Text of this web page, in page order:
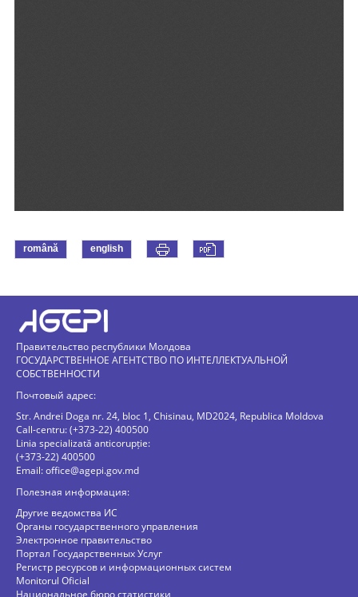
română english
Правительство республики Молдова
ГОСУДАРСТВЕННОЕ АГЕНТСТВО ПО ИНТЕЛЛЕКТУАЛЬНОЙ
СОБСТВЕННОСТИ
Почтовый адрес:
Str. Andrei Doga nr. 24, bloc 1, Chisinau, MD2024, Republica Moldova
Call-centru: (+373-22) 400500
Linia specializată anticorupție:
(+373-22) 400500
Email:office@agepi.gov.md
Полезная информация:
Другие ведомства ИС
Органы государственного управления
Электронное правительство
Портал Государственных Услуг
Регистр ресурсов и информационных систем
Monitorul Oficial
Национальное бюро статистики